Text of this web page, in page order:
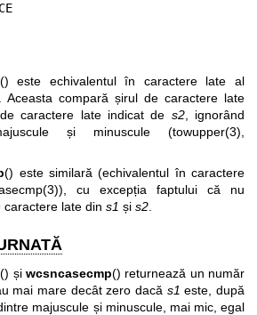
() este echivalentul în caractere late al
. Aceasta compară șirul de caractere late
caractere late indicat de s2, ignorând
și minuscule (towupper(3)
() este similară (echivalentul în caractere
), cu excepția faptului că nu
caractere late din s1 și s2.
() șiwcsncasecmp() returnează un număr
mai mare decât zero dacă s1 este, după
majuscule și minuscule, mai mic, egal